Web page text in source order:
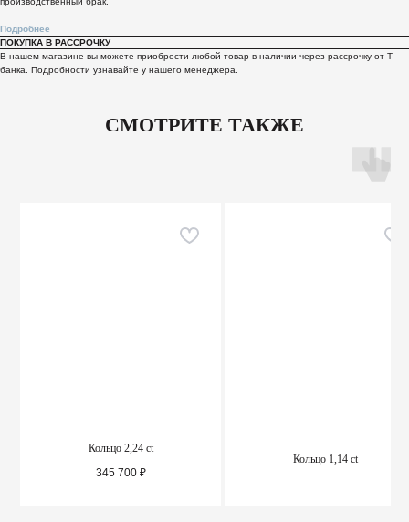
Подробнее
ПОКУПКА В РАССРОЧКУ
В нашем магазине вы можете приобрести любой товар в наличии через рассрочку от Т-
банка. Подробности узнавайте у нашего менеджера.
СМОТРИТЕ ТАКЖЕ
Кольцо 2,24 ct
345 700 ₽
Кольцо 1,14 ct